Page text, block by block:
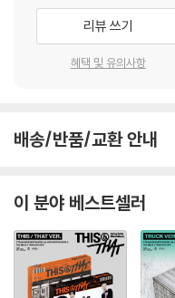
리뷰 쓰기
혜택 및 유의사항
배송/반품/교환 안내
이 분야 베스트셀러